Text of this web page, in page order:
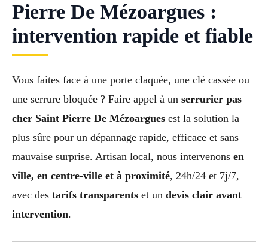
Pierre De Mézoargues :
intervention rapide et fiable
Vous faites face à une porte claquée, une clé cassée ou
une serrure bloquée ? Faire appel à un serrurier pas
cher Saint Pierre De Mézoargues est la solution la
plus sûre pour un dépannage rapide, efficace et sans
mauvaise surprise. Artisan local, nous intervenons en
ville, en centre-ville et à proximité, 24h/24 et 7j/7,
avec des tarifs transparents et un devis clair avant
intervention.